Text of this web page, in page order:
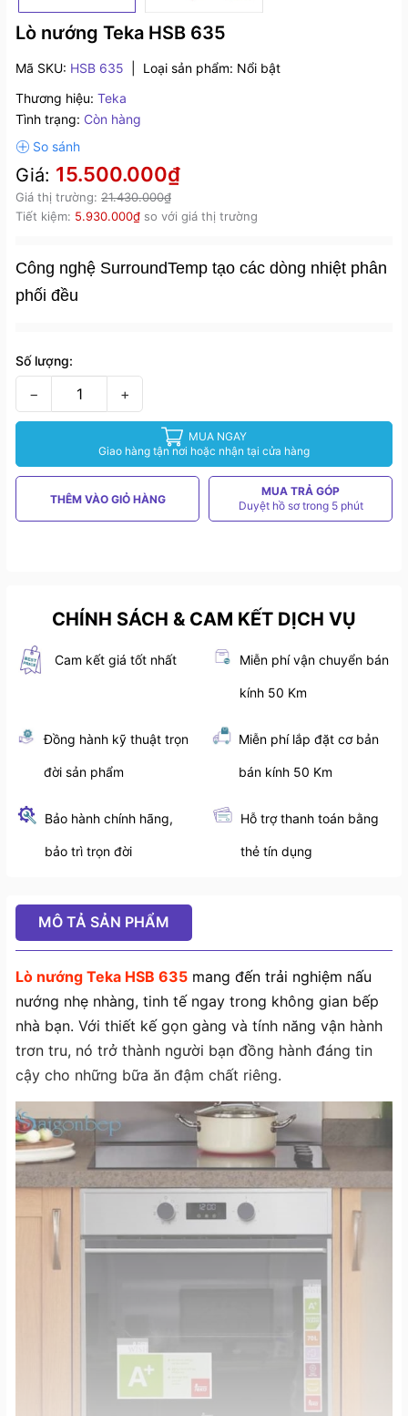
Lò nướng Teka HSB 635
Mã SKU: HSB 635 Loại sản phẩm: Nổi bật
Thương hiệu: Teka
Tình trạng: Còn hàng
Giá: 15.500.000₫
Giá thị trường: 21.430.000₫
Tiết kiệm: 5.930.000₫ so với giá thị trường
Công nghệ SurroundTemp tạo các dòng nhiệt phân
phối đều
Số lượng:
− +
MUA NGAY
Giao hàng tận nơi hoặc nhận tại cửa hàng
THÊM VÀO GIỎ HÀNG
MUA TRẢ GÓP
Duyệt hồ sơ trong 5 phút
CHÍNH SÁCH & CAM KẾT DỊCH VỤ
Cam kết giá tốt nhất Miễn phí vận chuyển bán
kính 50 Km
Đồng hành kỹ thuật trọn
đời sản phẩm
Miễn phí lắp đặt cơ bản
bán kính 50 Km
Bảo hành chính hãng,
bảo trì trọn đời
Hỗ trợ thanh toán bằng
thẻ tín dụng
MÔ TẢ SẢN PHẨM
Lò nướng Teka HSB 635 mang đến trải nghiệm nấu
nướng nhẹ nhàng, tinh tế ngay trong không gian bếp
nhà bạn. Với thiết kế gọn gàng và tính năng vận hành
trơn tru, nó trở thành người bạn đồng hành đáng tin
cậy cho những bữa ăn đậm chất riêng.